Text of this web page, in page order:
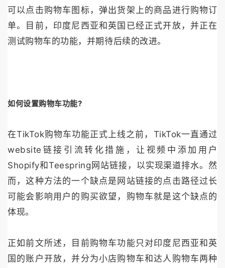
可以点击购物车图标，弹出货架上的商品进行购物订
单。目前，印度尼西亚和英国已经正式开放，并正在
测试购物车的功能，并期待后续的改进。
如何设置购物车功能?
在TikTok购物车功能正式上线之前，TikTok一直通过
website链接引流转化措施，让视频中添加用户
Shopify和Teespring网站链接，以实现渠道排水。然
而，这种方法的一个缺点是网站链接的点击路径过长
可能会影响用户的购买欲望，购物车就是这个缺点的
体现。
正如前文所述，目前购物车功能只对印度尼西亚和英
国的账户开放，并分为小店购物车和达人购物车两种